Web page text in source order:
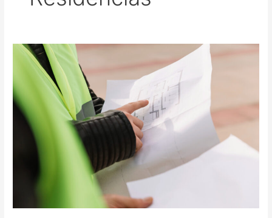
Projeto
AVCB:
Entenda
Como
Funciona
Seu